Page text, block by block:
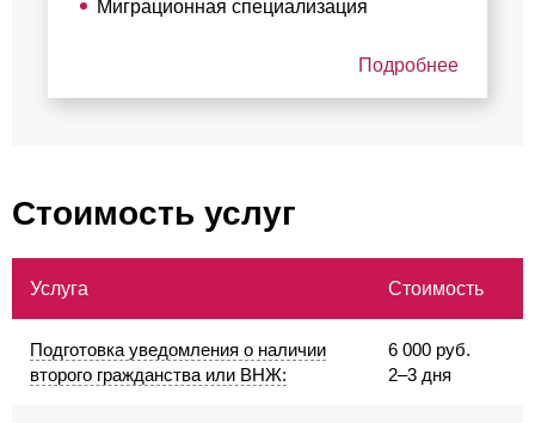
Миграционная специализация
Подробнее
Стоимость услуг
Услуга Стоимость
Подготовка уведомления о наличии
второго гражданства или ВНЖ:
6 000 руб.
2–3 дня